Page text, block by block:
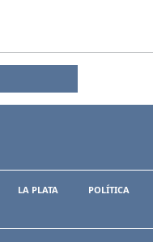
LA PLATA POLÍTICA